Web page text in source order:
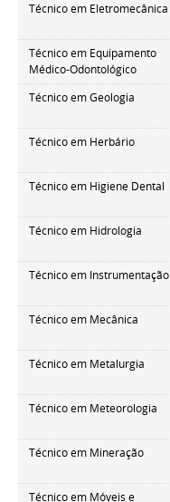
Técnico em Eletromecânica
Técnico em Equipamento
Médico-Odontológico
Técnico em Geologia
Técnico em Herbário
Técnico em Higiene Dental
Técnico em Hidrologia
Técnico em Instrumentação
Técnico em Mecânica
Técnico em Metalurgia
Técnico em Meteorologia
Técnico em Mineração
Técnico em Móveis e